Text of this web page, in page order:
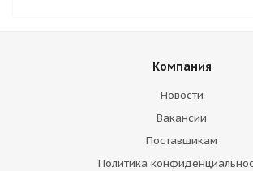
Компания
Новости
Вакансии
Поставщикам
Политика